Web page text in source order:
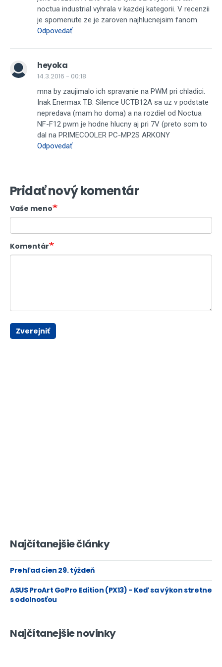
noctua industrial vyhrala v kazdej kategorii. V recenzii
je spomenute ze je zaroven najhlucnejsim fanom.
Odpovedať
heyoka
14.3.2016 - 00:18
mna by zaujimalo ich spravanie na PWM pri chladici.
Inak Enermax T.B. Silence UCTB12A sa uz v podstate
nepredava (mam ho doma) a na rozdiel od Noctua
NF-F12 pwm je hodne hlucny aj pri 7V (preto som to
dal na PRIMECOOLER PC-MP2S ARKONY
Odpovedať
Pridať nový komentár
Vaše meno
Komentár
Zverejniť
Najčítanejšie články
Prehľad cien 29. týždeň
ASUS ProArt GoPro Edition (PX13) - Keď sa výkon stretne
s odolnosťou
Najčítanejšie novinky